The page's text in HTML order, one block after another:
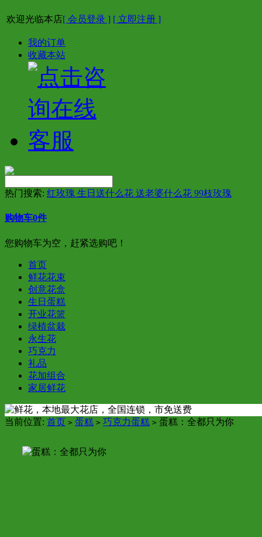
欢迎光临本店[ 会员登录 ] [ 立即注册 ]
我的订单
收藏本站
热门搜索: 红玫瑰 生日送什么花 送老婆什么花 99枝玫瑰
购物车0件
您购物车为空，赶紧选购吧！
首页
鲜花花束
创意花盒
生日蛋糕
开业花篮
绿植盆栽
永生花
巧克力
礼品
花加组合
家居鲜花
当前位置: 首页 > 蛋糕 > 巧克力蛋糕 > 蛋糕：全都只为你